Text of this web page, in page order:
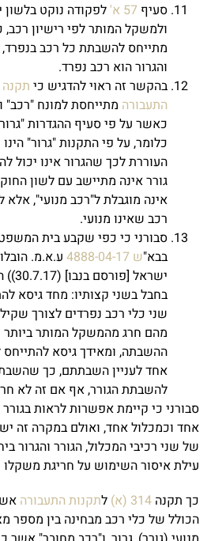
סעיף 57 א'
לפקודה נוקט בלשון
ולמשקל המותר לפי רישיון
מתייחס להשבתת כל רכב
והגרור הוא רכב נפרד.
בהקשר זה ראוי להדגיש כי תקנה 85(א)(5)
התעבורה מתייחסת למונח "רכב"
כאשר על פי סעיף ההגדרות
כלומר, על פי התקנות "גרור"
העוררת לכך שהגרור אינו יכול
גורר אינה מתיישב עם לשון
אינה מוגבלת ל"רכב מנועי", אלא
רכב שאינו מנועי.
סבורני כי כפי שקבע בית
בבא"ש 4888-04-17
בחבל בשני קצותיו: מחד גיסא
שני כלי רכב נפרדים לצורך
ההשבתה, ומאידך גיסא להתייחס
אחד לעניין השבתתם, כך
להשבתת הגורר, אף אם זה לא
סבורני כי קיימת אפשרות לראות
אחד וכמכלול אחד, ואולם במקרה זה
של שני רכיבי המכלול, הגורר והגרור
עילת איסור השימוש על חריגת
כך תקנה 314 (א) לתקנות התעבורה
הכולל של כלי רכב מבחינה בין מספר